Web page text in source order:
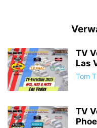
TV
Las
Tom
TV